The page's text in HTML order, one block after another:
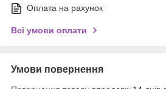
Оплата на рахунок
Всі умови оплати
Умови повернення